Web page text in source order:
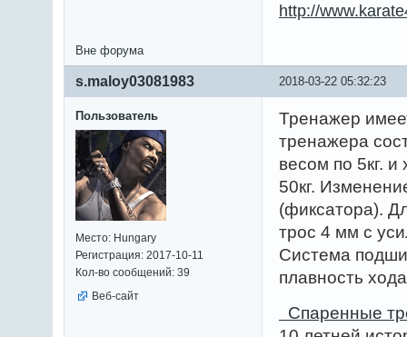
http://
Вне форума
2018-03-22 05:32:23
s.maloy03081983
Пользователь
Место: Hungary
Регистрация: 2017-10-11
Кол-во сообщений: 39
Веб-сайт
Тренажер
тренажера
весом по 5кг.
50кг.
(фиксатора).
трос 4 мм с
Система
плавность
Спаренные